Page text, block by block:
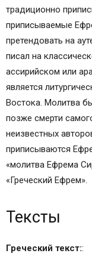
традиционно
приписываемые
претендовать на
писал на
ассирийском или
является
Востока. Молитва
позже смерти
неизвестных
приписываются
«молитва Ефрема
«Греческий Ефрем».
Тексты
Греческий текст::